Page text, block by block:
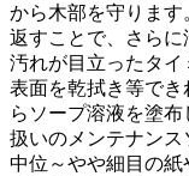
から木部を守ります
返すことで、さら
汚れが目立ったタイ
表面を乾拭き等で
らソープ溶液を塗
扱いのメンテナン
中位～やや細目の紙